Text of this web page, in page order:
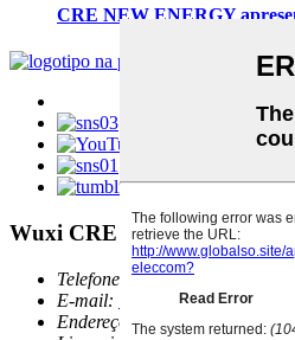
CRE NEW ENERGY
Wuxi CRE New Energy
Telefone: 0086-(0)510-81028808
E-mail:
info@cre-elec.com
Endereço: Edifício D, Avenida